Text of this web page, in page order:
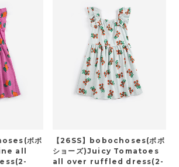
ボボ
all
【26SS】bobochoses(ボボ
ショーズ)Juicy Tomatoes
all over ruffled dress(2-